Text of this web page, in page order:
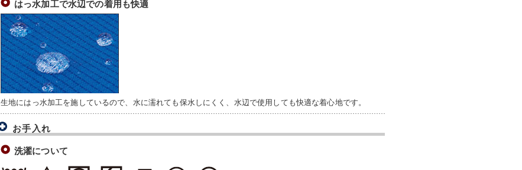
はっ水加工で水辺での着用も快適
生地にはっ水加工を施しているので、水に濡れても保水しにくく、水辺で使用しても快適な着心地です。
お手入れ
洗濯について